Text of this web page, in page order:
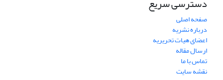
دسترسی سریع
صفحه اصلی
درباره نشریه
اعضای هیات تحریریه
ارسال مقاله
تماس با ما
نقشه سایت